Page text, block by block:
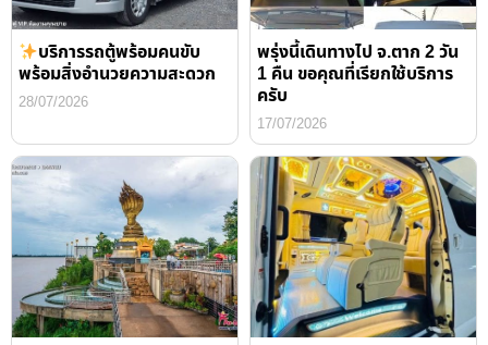
บริการรถตู้พร้อมคนขับ
พร้อมสิ่งอำนวยความสะดวก
28/07/2026
พรุ่งนี้เดินทางไป จ.ตาก 2 วัน
1 คืน ขอคุณที่เรียกใช้บริการ
ครับ
17/07/2026